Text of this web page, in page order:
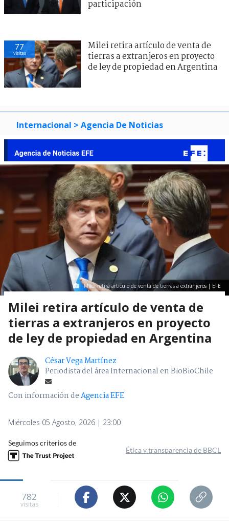
participación
77
visitas
Milei retira artículo de venta de
tierras a extranjeros en proyecto
de ley de propiedad en Argentina
Internacional > Agencia De Noticias
Milei retira artículo de venta de tierras a extranjeros | EFE
Milei retira artículo de venta de
tierras a extranjeros en proyecto
de ley de propiedad en Argentina
César Vega Martínez
Periodista del área Internacional en BioBioChile
Con información deAgencia EFE
Miércoles 05 Agosto, 2026 | 23:00
Seguimos criterios de
Ética y transparencia de BBCL
782
visitas